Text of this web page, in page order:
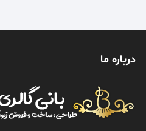
درباره ما